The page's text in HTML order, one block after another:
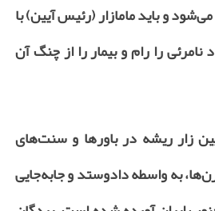
و باید مامازار (رئیس آیین) با
را رام و بیمار را از چنگ آن
زار ریشه در باورها و سنت‌های
به واسطه دادوستد و جابه‌جایی